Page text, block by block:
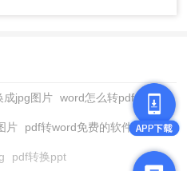
成jpg图片 word怎么转pdf
片 pdf转word免费的软件
pdf转换ppt